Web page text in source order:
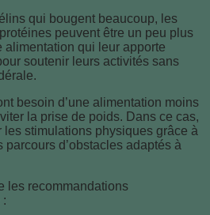
qui bougent beaucoup, les
peuvent être un peu plus
alimentation qui leur apporte
soutenir leurs activités sans
besoin d’une alimentation moins
la prise de poids. Dans ce cas,
les stimulations physiques grâce à
d’obstacles adaptés à
les recommandations
: